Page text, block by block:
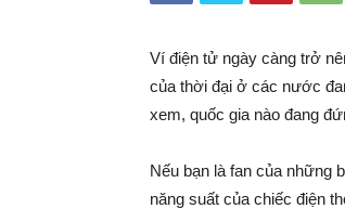
Ví điện tử ngày càng trở
của thời đại ở các nước
xem, quốc gia nào đang
Nếu bạn là fan của những
năng suất của chiếc điện